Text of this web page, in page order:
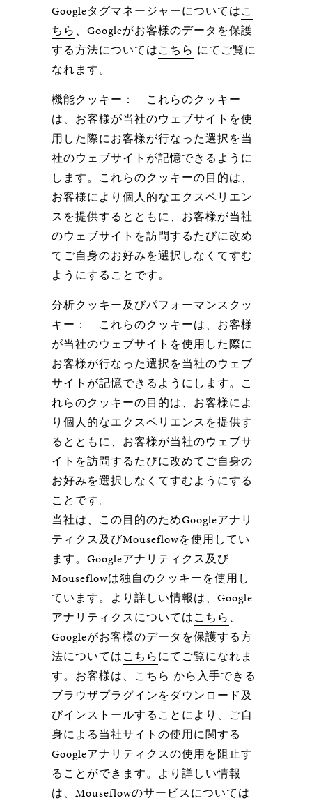
Googleタグマネージャーについてはこ
ちら 、Googleがお客様のデータを保護
する方法についてはこちら にてご覧に
なれます。
機能クッキー：
これらのクッキー
は、お客様が当社のウェブサイトを使
用した際にお客様が行なった選択を当
社のウェブサイトが記憶できるように
します。これらのクッキーの目的は、
お客様により個人的なエクスペリエン
スを提供するとともに、お客様が当社
のウェブサイトを訪問するたびに改め
てご自身のお好みを選択しなくてすむ
ようにすることです。
分析クッキー及びパフォーマンスクッ
キー：
これらのクッキーは、お客様
が当社のウェブサイトを使用した際に
お客様が行なった選択を当社のウェブ
サイトが記憶できるようにします。こ
れらのクッキーの目的は、お客様によ
り個人的なエクスペリエンスを提供す
るとともに、お客様が当社のウェブサ
イトを訪問するたびに改めてご自身の
お好みを選択しなくてすむようにする
ことです。
当社は、この目的のためGoogleアナリ
ティクス及びMouseflowを使用してい
ます。Googleアナリティクス及び
Mouseflowは独自のクッキーを使用し
ています。より詳しい情報は、Google
アナリティクスについてはこちら 、
Googleがお客様のデータを保護する方
法についてはこちらにてご覧になれま
す。お客様は、 こちら から入手できる
ブラウザプラグインをダウンロード及
びインストールすることにより、ご自
身による当社サイトの使用に関する
Googleアナリティクスの使用を阻止す
ることができます。より詳しい情報
は、Mouseflowのサービスについては